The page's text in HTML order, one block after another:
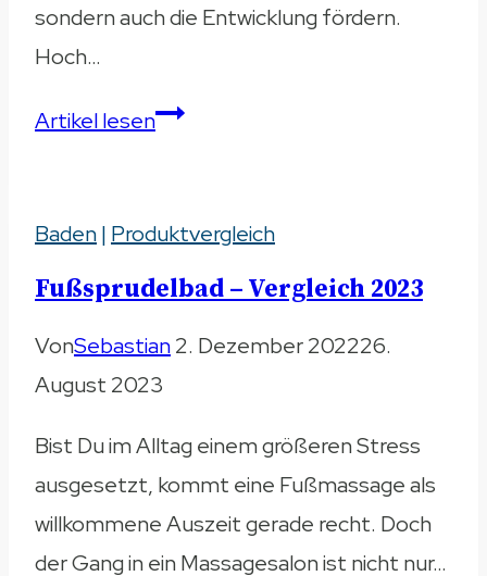
sondern auch die Entwicklung fördern.
Hoch…
Artikel lesenWasserspieltisch
Modelle
im
2023
Baden| Produktvergleich
Fußsprudelbad – Vergleich 2023
VonSebastian2. Dezember 202226.
August 2023
Bist Du im Alltag einem größeren Stress
ausgesetzt, kommt eine Fußmassage als
willkommene Auszeit gerade recht. Doch
der Gang in ein Massagesalon ist nicht nur…